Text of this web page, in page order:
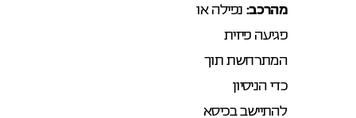
מהרכב: נפילה או
פגיעה פיזית
המתרחשת תוך
כדי הניסיון
להתיישב בכיסא